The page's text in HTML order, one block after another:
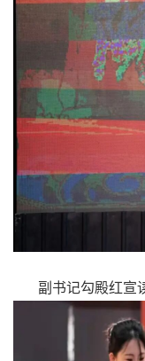
副书记勾殿红宣